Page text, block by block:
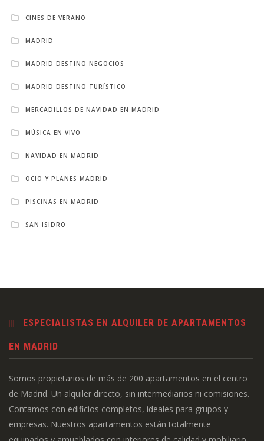
CINES DE VERANO
MADRID
MADRID DESTINO NEGOCIOS
MADRID DESTINO TURÍSTICO
MERCADILLOS DE NAVIDAD EN MADRID
MÚSICA EN VIVO
NAVIDAD EN MADRID
OCIO Y PLANES MADRID
PISCINAS EN MADRID
SAN ISIDRO
ESPECIALISTAS EN ALQUILER DE APARTAMENTOS
EN MADRID
Somos propietarios de más de 200 apartamentos en el centro
de Madrid. Un alquiler directo, sin intermediarios ni comisiones.
Contamos con edificios completos, ideales para grupos y
empresas. Nuestros apartamentos están totalmente